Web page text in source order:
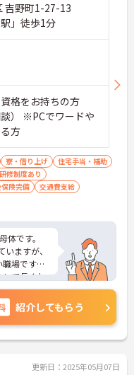
吉野町1-27-13
」徒歩1分
格をお持ちの方
談） ※PCでワードや
方
寮・借り上げ
住宅手当・補助
研修制度あり
険完備
交通費支給
体です。
ますが、
職場です♪
して長くお
ど、さら
ご相談く
紹介してもらう
更新日：2025年05月07日